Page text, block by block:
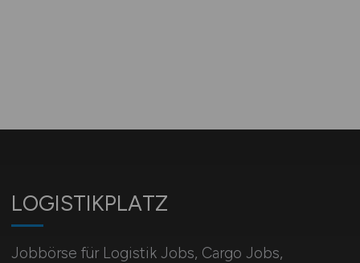
LOGISTIKPLATZ
Jobbörse für Logistik Jobs, Cargo Jobs,